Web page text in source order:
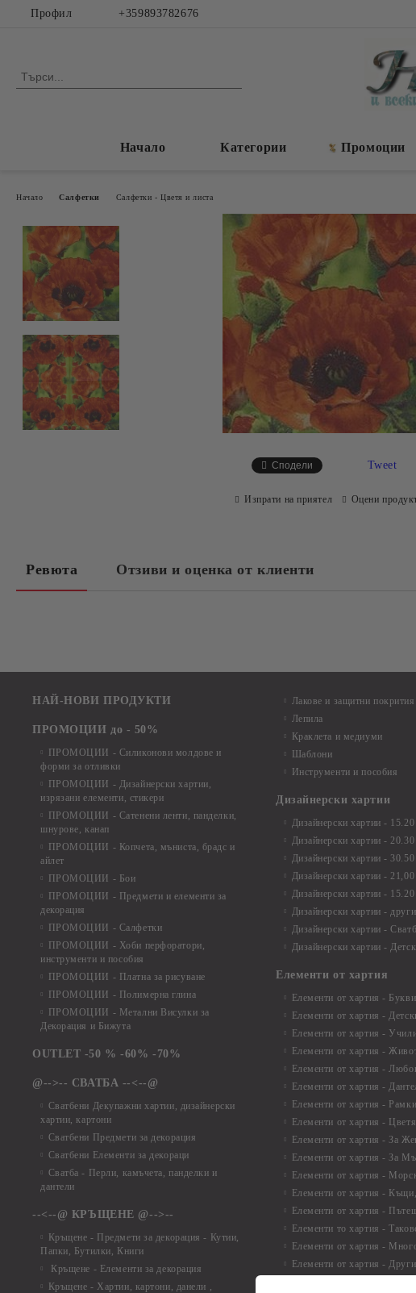
Профил +359893782676
Начало Категории Промоции
Начало Салфетки Салфетки - Цветя и листа
Сподели Tweet
Изпрати на приятел Оцени
Ревюта Отзиви и оценка от клиенти
НАЙ-НОВИ ПРОДУКТИ
ПРОМОЦИИ до - 50%
ПРОМОЦИИ - Силиконови молдове и
форми за отливки
ПРОМОЦИИ - Дизайнерски хартии,
изрязани елементи, стикери
ПРОМОЦИИ - Сатенени ленти, панделки,
шнурове, канап
ПРОМОЦИИ - Копчета, мъниста, брадс и
айлет
ПРОМОЦИИ - Бои
ПРОМОЦИИ - Предмети и елементи за
декорация
ПРОМОЦИИ - Салфетки
ПРОМОЦИИ - Хоби перфоратори,
инструменти и пособия
ПРОМОЦИИ - Платна за рисуване
ПРОМОЦИИ - Полимерна глина
ПРОМОЦИИ - Метални Висулки за
Декорация и Бижута
OUTLET -50 % -60% -70%
@-->-- СВАТБА --<--@
Сватбени Декупажни хартии, дизайнерски
хартии, картони
Сватбени Предмети за декорация
Сватбени Елементи за декораци
Сватба - Перли, камъчета, панделки и
дантели
--<--@ КРЪЩЕНЕ @-->--
Кръщене - Предмети за декорация - Кутии,
Папки, Бутилки, Книги
Кръщене - Елементи за декорация
Кръщене - Хартии, картони, данели ,
Лакове и защитни покрития
Лепила
Краклета и медиуми
Шаблони
Инструменти и пособия
Дизайнерски хартии
Дизайнерски хартии -
Дизайнерски хартии -
Дизайнерски хартии -
Дизайнерски хартии -
Дизайнерски хартии -
Дизайнерски хартии - други
Дизайнерски хартии -
Дизайнерски хартии -
Елементи от хартия
Елементи от хартия -
Елементи от хартия -
Елементи от хартия -
Елементи от хартия -
Елементи от хартия -
Елементи от хартия -
Елементи от хартия - Рамки
Елементи от хартия -
Елементи от хартия - За
Елементи от хартия - За
Елементи от хартия -
Елементи от хартия -
Елементи от хартия -
Елементи то хартия -
Елементи от хартия -
Елементи от хартия - Други